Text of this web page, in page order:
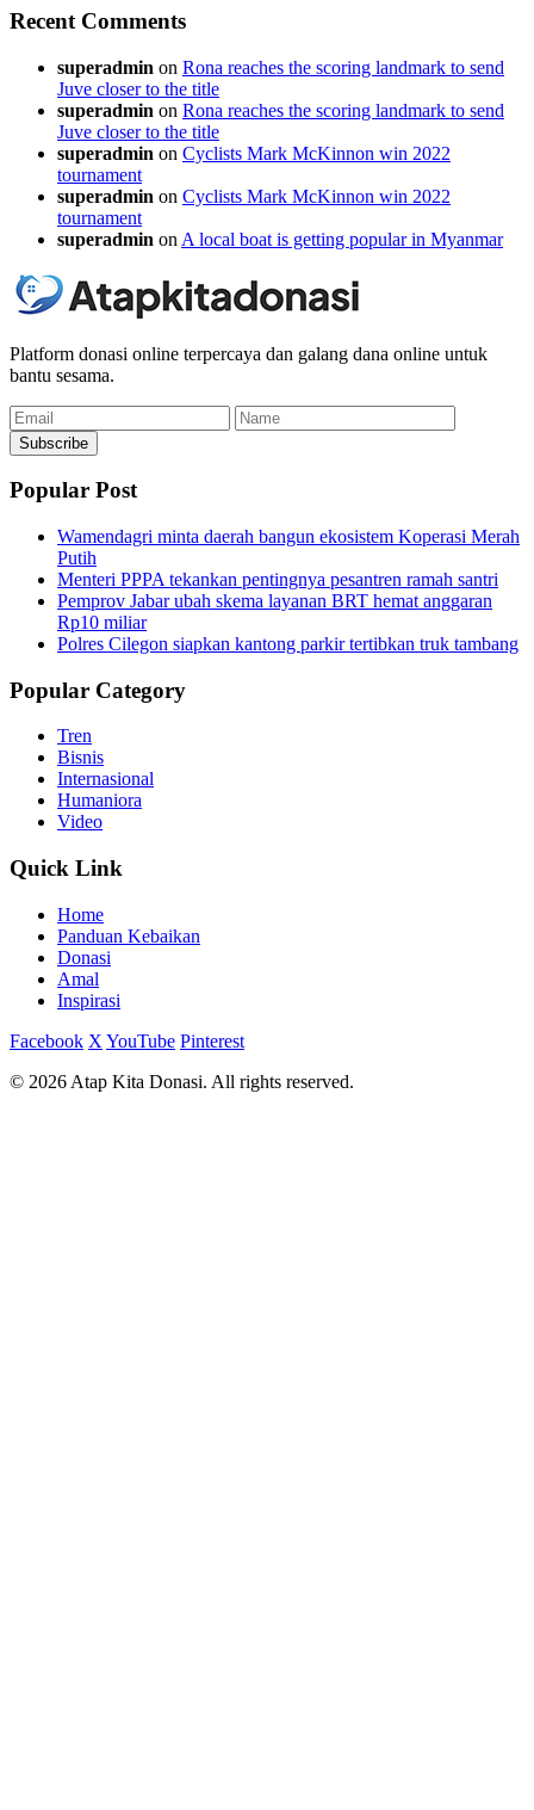
Recent Comments
superadmin on Rona reaches the scoring landmark to send
Juve closer to the title
superadmin on Rona reaches the scoring landmark to send
Juve closer to the title
superadmin on Cyclists Mark McKinnon win 2022
tournament
superadmin on Cyclists Mark McKinnon win 2022
tournament
superadmin on A local boat is getting popular in Myanmar
Platform donasi online terpercaya dan galang dana online untuk
bantu sesama.
Email
Name
Subscribe
Popular Post
Wamendagri minta daerah bangun ekosistem Koperasi Merah
Putih
Menteri PPPA tekankan pentingnya pesantren ramah santri
Pemprov Jabar ubah skema layanan BRT hemat anggaran
Rp10 miliar
Polres Cilegon siapkan kantong parkir tertibkan truk tambang
Popular Category
Tren
Bisnis
Internasional
Humaniora
Video
Quick Link
Home
Panduan Kebaikan
Donasi
Amal
Inspirasi
Facebook X YouTube Pinterest
© 2026 Atap Kita Donasi. All rights reserved.